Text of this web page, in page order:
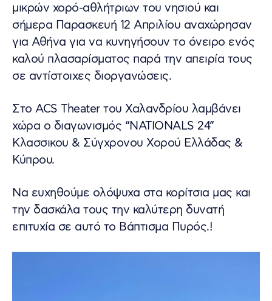
μικρών χορό-αθλήτριων του νησιού και
σήμερα Παρασκευή 12 Απριλίου αναχώρησαν
για Αθήνα για να κυνηγήσουν το όνειρο ενός
καλού πλασαρίσματος παρά την απειρία τους
σε αντίστοιχες διοργανώσεις.
Στο ACS Theater του Χαλανδρίου λαμβάνει
χώρα ο διαγωνισμός “ΝΑΤΙΟΝΑLS 24”
Κλασσικου & Σύγχρονου Χορού Ελλάδας &
Κύπρου.
Να ευχηθούμε ολόψυχα στα κορίτσια μας και
την δασκάλα τους την καλύτερη δυνατή
επιτυχία σε αυτό το Βάπτισμα Πυρός.!